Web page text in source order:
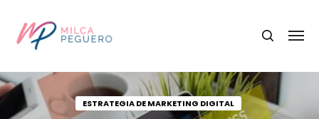
ESTRATEGIA DE MARKETING DIGITAL